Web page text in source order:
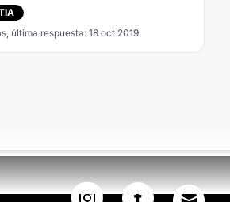
última respuesta: 18 oct 2019